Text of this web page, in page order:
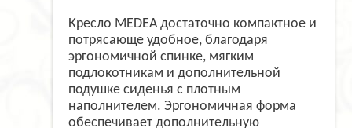
Кресло MEDEA достаточно компактное и
потрясающе удобное, благодаря
эргономичной спинке, мягким
подлокотникам и дополнительной
подушке сиденья с плотным
наполнителем. Эргономичная форма
обеспечивает дополнительную